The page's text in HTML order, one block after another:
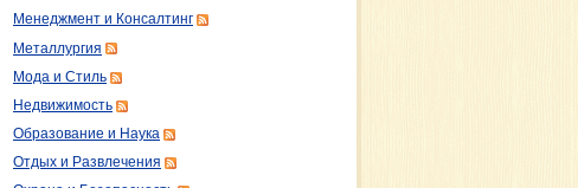
Менеджмент и Консалтинг
Металлургия
Мода и Стиль
Недвижимость
Образование и Наука
Отдых и Развлечения